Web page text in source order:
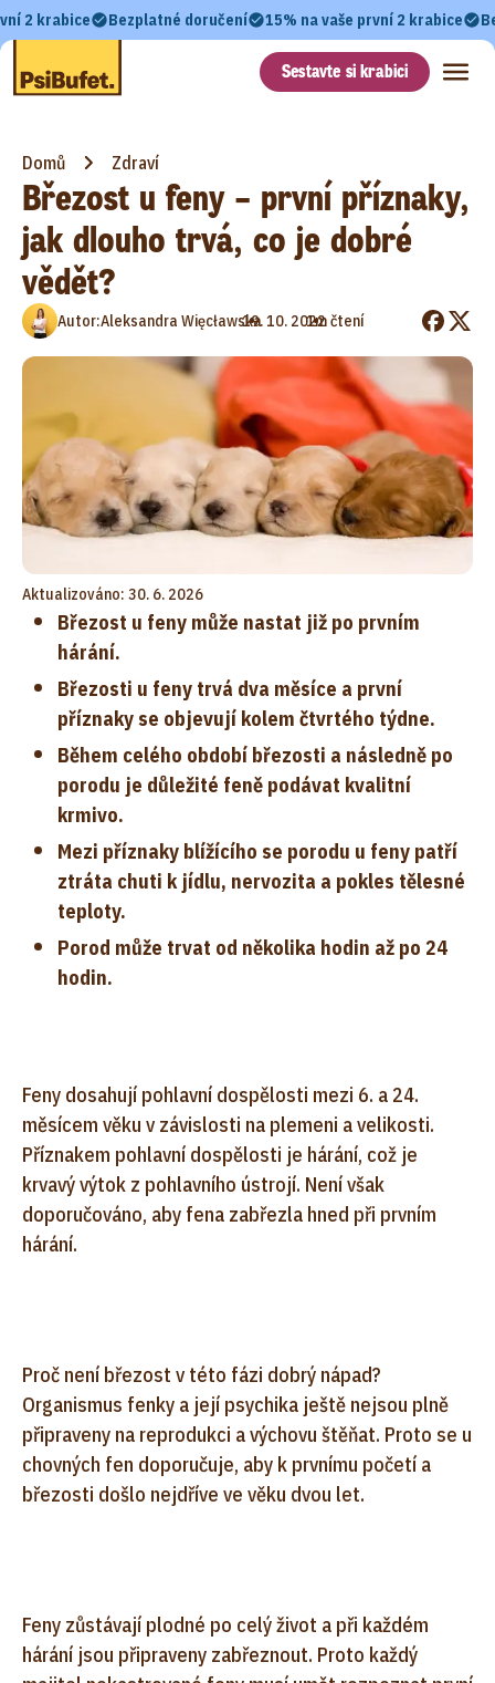
2 krabice Bezplatné doručení 15% na vaše první 2 krabice
Sestavte si krabici
Domů Zdraví
Březost u feny – první příznaky,
jak dlouho trvá, co je dobré
vědět?
Autor:Aleksandra Więcławska
•
19. 10. 2022
•
1m čtení
Aktualizováno: 30. 6. 2026
Březost u feny může nastat již po prvním
hárání.
Březosti u feny trvá dva měsíce a první
příznaky se objevují kolem čtvrtého týdne.
Během celého období březosti a následně po
porodu je důležité feně podávat kvalitní
krmivo.
Mezi příznaky blížícího se porodu u feny patří
ztráta chuti k jídlu, nervozita a pokles tělesné
teploty.
Porod může trvat od několika hodin až po 24
hodin.
Feny dosahují pohlavní dospělosti mezi 6. a 24.
měsícem věku v závislosti na plemeni a velikosti.
Příznakem pohlavní dospělosti je hárání, což je
krvavý výtok z pohlavního ústrojí. Není však
doporučováno, aby fena zabřezla hned při prvním
hárání.
Proč není březost v této fázi dobrý nápad?
Organismus fenky a její psychika ještě nejsou plně
připraveny na reprodukci a výchovu štěňat. Proto se u
chovných fen doporučuje, aby k prvnímu početí a
březosti došlo nejdříve ve věku dvou let.
Feny zůstávají plodné po celý život a při každém
hárání jsou připraveny zabřeznout. Proto každý